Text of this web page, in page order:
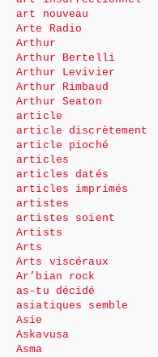
art nouveau
Arte Radio
Arthur
Arthur Bertelli
Arthur Levivier
Arthur Rimbaud
Arthur Seaton
article
article discrètement
article pioché
articles
articles datés
articles imprimés
artistes
artistes soient
Artists
Arts
Arts viscéraux
Ar’bian rock
as-tu décidé
asiatiques semble
Asie
Askavusa
Asma